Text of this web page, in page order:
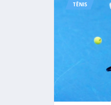
TÊNIS